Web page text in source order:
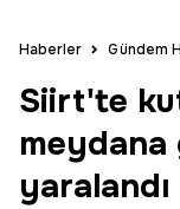
Haberler Gündem
Siirt'te
meydana
yaralandı